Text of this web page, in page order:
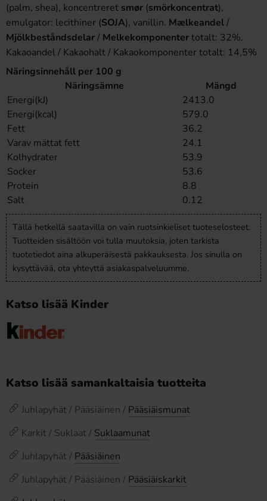
(palm, shea), koncentreret smør (smörkoncentrat),
emulgator: lecithiner (SOJA), vanillin. Mælkeandel/
Mjölkbeståndsdelar/ Melkekomponentertotalt: 32%.
Kakaoandel / Kakaohalt / Kakaokomponenter totalt: 14,5%
Näringsinnehåll per 100 g
Näringsämne
Mängd
Energi(kJ)
2413.0
Energi(kcal)
579.0
Fett
36.2
Varav mättat fett
24.1
Kolhydrater
53.9
Socker
53.6
Protein
8.8
Salt
0.12
Tällä hetkellä saatavilla on vain ruotsinkieliset tuoteselosteet.
Tuotteiden sisältöön voi tulla muutoksia, joten tarkista
tuotetiedot aina alkuperäisestä pakkauksesta. Jos sinulla on
kysyttävää, ota yhteyttä asiakaspalveluumme.
Katso lisää Kinder
Katso lisää samankaltaisia tuotteita
Juhlapyhät / Pääsiäinen / Pääsiäismunat
Karkit / Suklaat / Suklaamunat
Juhlapyhät / Pääsiäinen
Juhlapyhät / Pääsiäinen / Pääsiäiskarkit